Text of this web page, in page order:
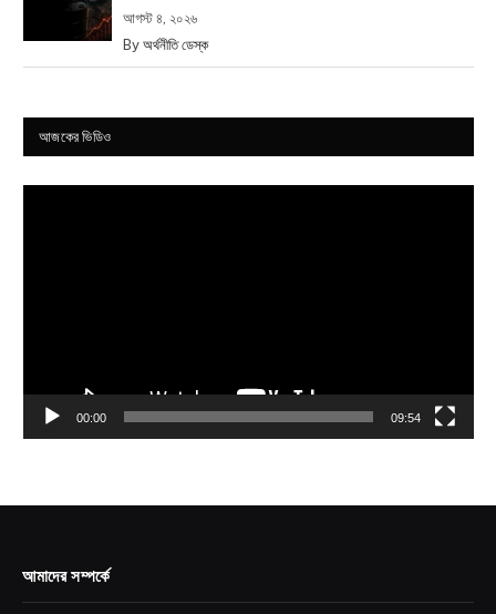
আগস্ট ৪, ২০২৬
By অর্থনীতি ডেস্ক
আজকের ভিডিও
00:00 09:54
আমাদের সম্পর্কে